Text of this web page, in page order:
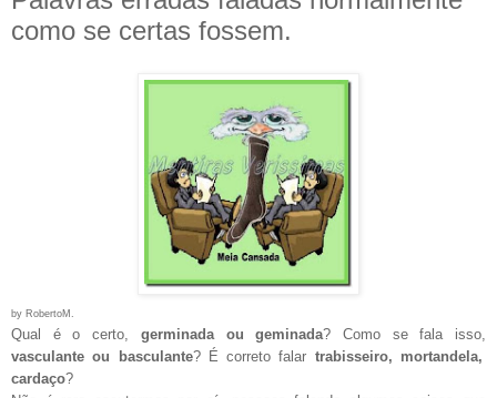
como se certas fossem.
by RobertoM.
Qual é o certo, germinada ou geminada? Como se fala isso,
vasculante ou basculante? É correto falar trabisseiro, mortandela,
cardaço?